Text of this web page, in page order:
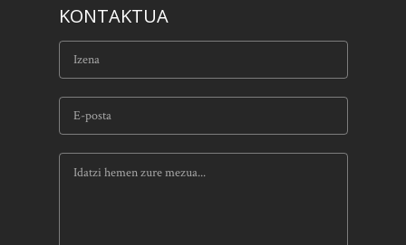
KONTAKTUA